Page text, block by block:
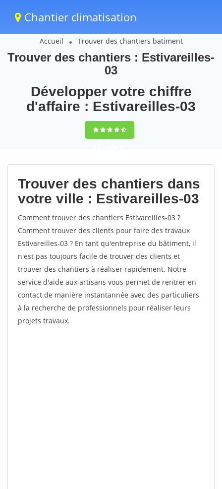
Chantier climatisation
Accueil Trouver des chantiers batiment
Trouver des chantiers : Estivareilles-
03
Développer votre chiffre
d'affaire : Estivareilles-03
9,5(100%)72
votes
Trouver des chantiers dans
votre ville : Estivareilles-03
Comment trouver des chantiers Estivareilles-03 ?
Comment trouver des clients pour faire des travaux
Estivareilles-03 ? En tant qu'entreprise du bâtiment, il
n'est pas toujours facile de trouver des clients et
trouver des chantiers à réaliser rapidement. Notre
service d'aide aux artisans vous permet de rentrer en
contact de manière instantannée avec des particuliers
à la recherche de professionnels pour réaliser leurs
projets travaux.